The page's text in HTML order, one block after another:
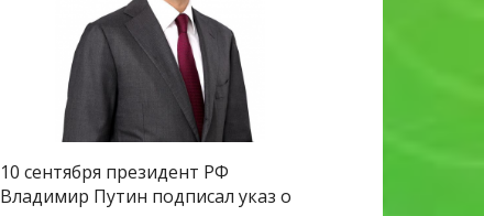
10 сентября президент РФ
Владимир Путин подписал указ о